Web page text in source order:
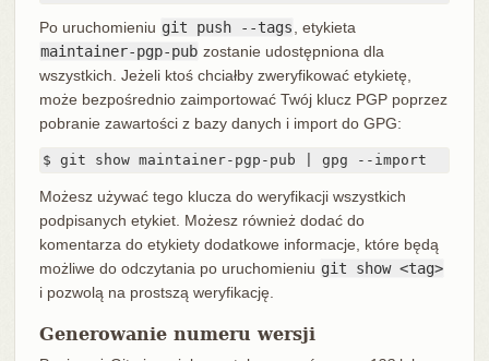
Po uruchomieniu git push --tags, etykieta
maintainer-pgp-pub zostanie udostępniona dla
wszystkich. Jeżeli ktoś chciałby zweryfikować etykietę,
może bezpośrednio zaimportować Twój klucz PGP poprzez
pobranie zawartości z bazy danych i import do GPG:
$ git show maintainer-pgp-pub | gpg --import
Możesz używać tego klucza do weryfikacji wszystkich
podpisanych etykiet. Możesz również dodać do
komentarza do etykiety dodatkowe informacje, które będą
możliwe do odczytania po uruchomieniu git show <tag>
i pozwolą na prostszą weryfikację.
Generowanie numeru wersji